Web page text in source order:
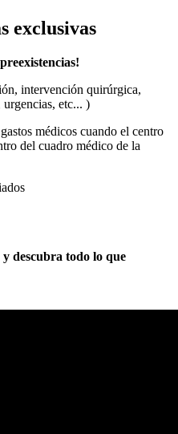
exclusivas
intervención quirúrgica,
urgencias, etc... )
médicos cuando el centro
del cuadro médico de la
descubra todo lo que